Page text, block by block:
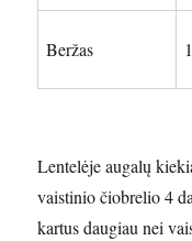
Beržas
Lentelėje augalų
vaistinio čiobrelio 4
kartus daugiau nei